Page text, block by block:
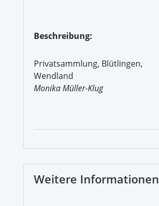
Beschreibung:
Privatsammlung, Blütlingen,
Wendland
Monika Müller-Klug
Weitere Informationen